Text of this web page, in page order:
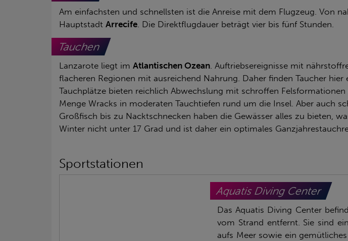
Am einfachsten und schnellsten ist die Anreise mit dem Flugzeug. Von
Hauptstadt Arrecife . Die Direktflugdauer beträgt vier bis fünf Stunden.
Tauchen
Lanzarote liegt im Atlantischen Ozean . Auftriebsereignisse mit
flacheren Regionen mit ausreichend Nahrung. Daher finden Taucher
Tauchplätze bieten reichlich Abwechslung mit schroffen
Menge Wracks in moderaten Tauchtiefen rund um die Insel. Aber auch
Großfisch bis zu Nacktschnecken haben die Gewässer alles zu bieten,
Winter nicht unter 17 Grad und ist daher ein optimales
Sportstationen
Aquatis Diving Center
Das Aquatis Diving Center
vom Strand entfernt. Sie sind
aufs Meer sowie ein